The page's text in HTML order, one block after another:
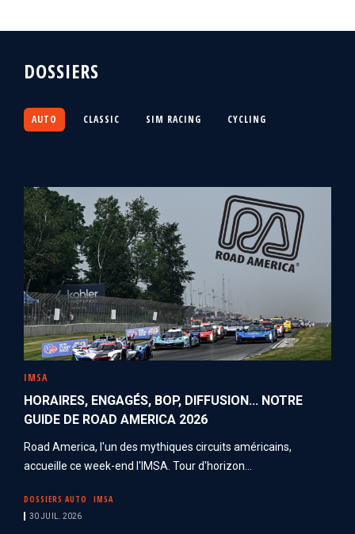
DOSSIERS
AUTO CLASSIC SIM RACING CYCLING
IMSA
HORAIRES, ENGAGÉS, BOP, DIFFUSION... NOTRE
GUIDE DE ROAD AMERICA 2026
Road America, l'un des mythiques circuits américains,
accueille ce week-end l'IMSA. Tour d'horizon...
DOSSIERS AUTO IMSA
30 JUIL. 2026